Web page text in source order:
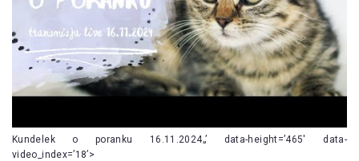
Kundelek o poranku 16.11.2024„’ data-height=’465′ data-
video_index=’18’>